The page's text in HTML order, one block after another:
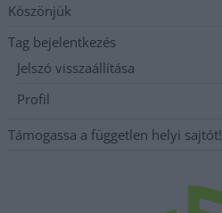
Köszönjük
Tag bejelentkezés
Jelszó visszaállítása
Profil
Támogassa a független helyi sajtót!